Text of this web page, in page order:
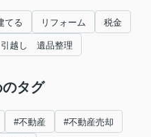
てる リフォーム 税金
越し 遺品整理
タグ
#不動産 #不動産売却